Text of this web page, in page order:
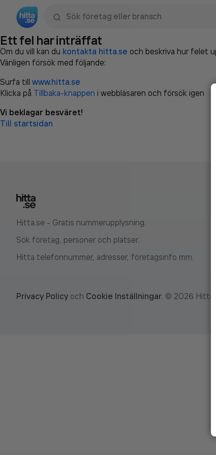
Ett fel har inträffat
Om du vill kan du kontakta hitta.se och beskriva hur felet
Vänligen försök med följande:
Surfa till www.hitta.se
Klicka på Tillbaka-knappen i webbläsaren och försök igen
Vi beklagar besväret!
Till startsidan
Hitta.se - Gratis nummerupplysning.
Sök företag, personer och platser.
Hitta telefonnummer, adresser, företagsinfo mm.
Privacy Policy och Cookie Inställningar. © 2026